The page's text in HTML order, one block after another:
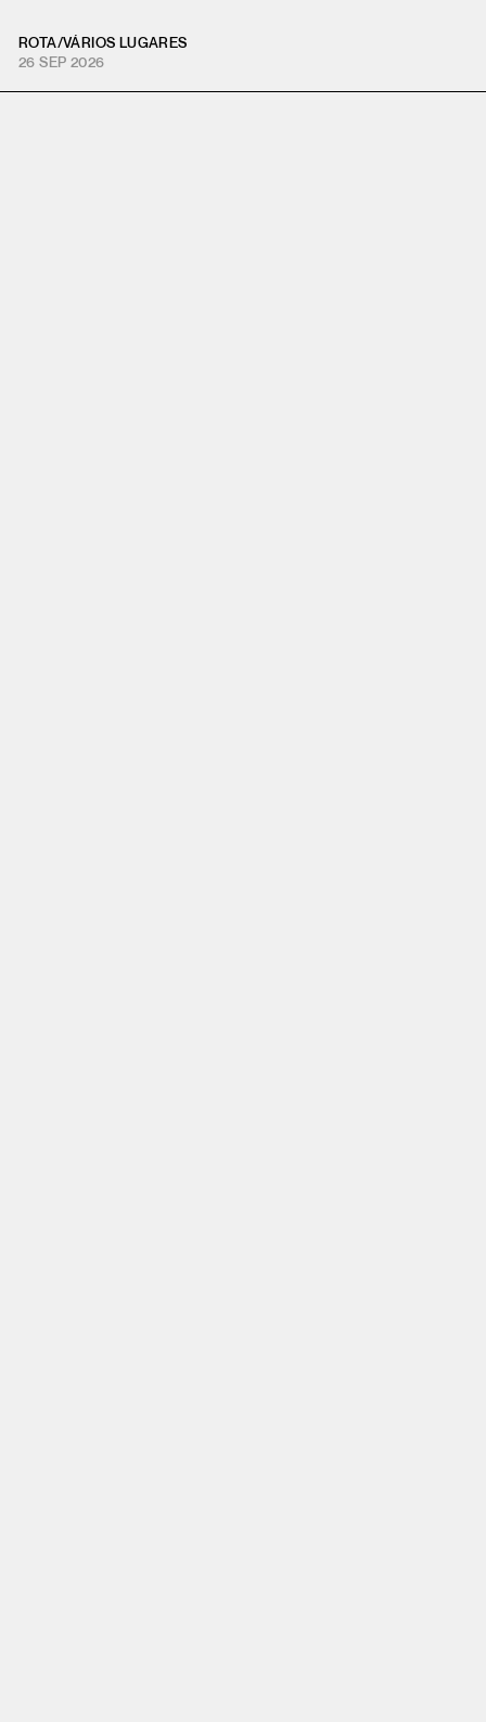
ROTA/VÁRIOS LUGARES
26 SEP 2026